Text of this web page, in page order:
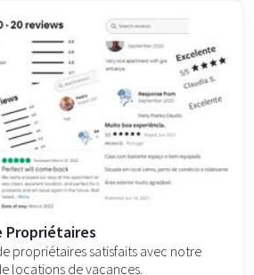
Propriétaires
propriétaires satisfaits avec notre
locations de vacances.